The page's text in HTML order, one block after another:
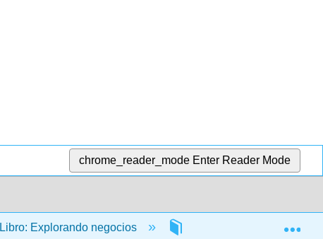
chrome_reader_mode Enter Reader Mode
Libro: Explorando negocios 15: Gestión de la